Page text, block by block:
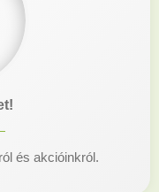
és akcióinkról.